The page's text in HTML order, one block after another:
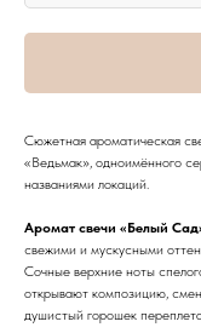
Сюжетная ароматическая
«Ведьмак», одноимённого
названиями локаций.
Аромат свечи «Белый
свежими и мускусными
Сочные верхние ноты
открывают композицию,
душистый горошек